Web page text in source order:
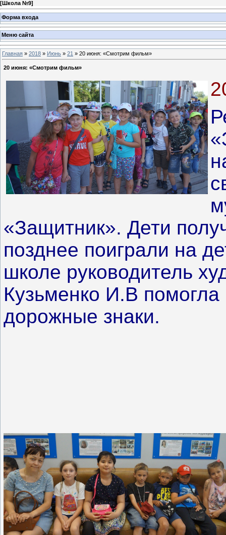
[Школа №9]
Форма входа
Меню сайта
Главная » 2018 » Июнь » 21 » 20 июня: «Смотрим фильм»
20 июня: «Смотрим фильм»
«Защитник». Дети
позднее поиграли на
школе руководитель
Кузьменко И.В
дорожные знаки.